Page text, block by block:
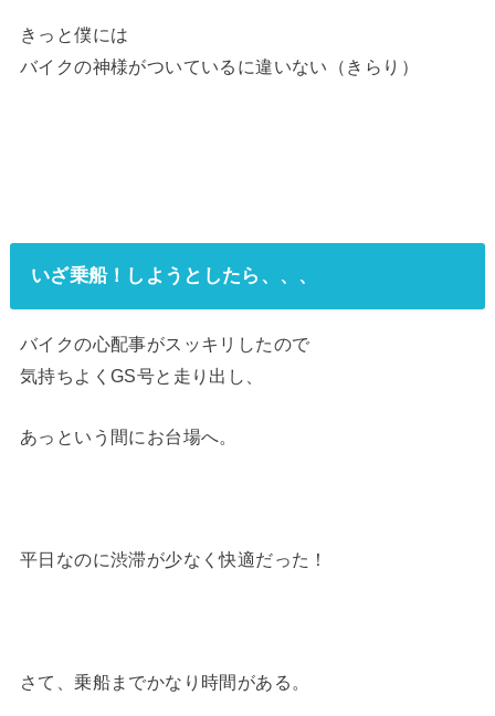
きっと僕には
バイクの神様がついているに違いない（きらり）
いざ乗船！しようとしたら、、、
バイクの心配事がスッキリしたので
気持ちよくGS号と走り出し、
あっという間にお台場へ。
平日なのに渋滞が少なく快適だった！
さて、乗船までかなり時間がある。